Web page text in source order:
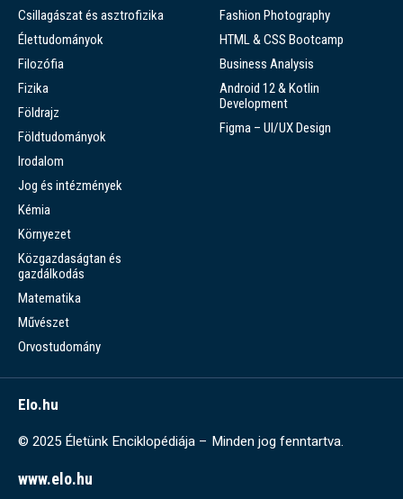
Csillagászat és asztrofizika
Élettudományok
Filozófia
Fizika
Földrajz
Földtudományok
Irodalom
Jog és intézmények
Kémia
Környezet
Közgazdaságtan és
gazdálkodás
Matematika
Művészet
Orvostudomány
Fashion Photography
HTML & CSS Bootcamp
Business Analysis
Android 12 & Kotlin
Development
Figma – UI/UX Design
Elo.hu
© 2025 Életünk Enciklopédiája – Minden jog fenntartva.
www.elo.hu